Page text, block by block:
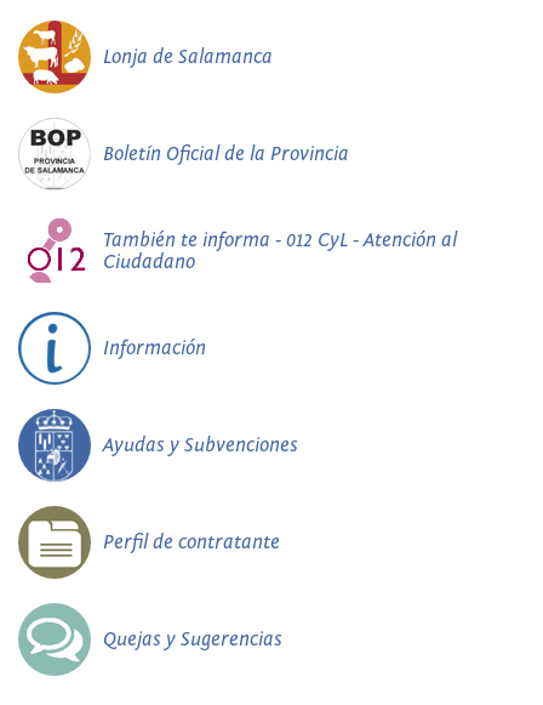
Lonja de Salamanca
Boletín Oficial de la Provincia
También te informa - 012 CyL - Atención al
Ciudadano
Información
Ayudas y Subvenciones
Perfil de contratante
Quejas y Sugerencias